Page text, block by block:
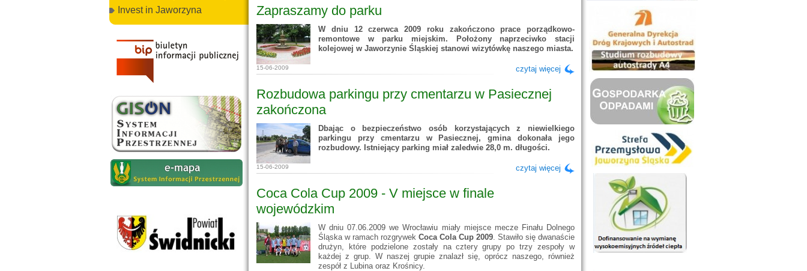
Invest in Jaworzyna
Zapraszamy do parku
W dniu 12 czerwca 2009 roku zakończono prace porządkowo-
remontowe w parku miejskim. Położony naprzeciwko stacji
kolejowej w Jaworzynie Śląskiej stanowi wizytówkę naszego miasta.
15-06-2009 czytaj więcej
Rozbudowa parkingu przy cmentarzu w Pasiecznej
zakończona
Dbając o bezpieczeństwo osób korzystających z niewielkiego
parkingu przy cmentarzu w Pasiecznej, gmina dokonała jego
rozbudowy. Istniejący parking miał zaledwie 28,0 m. długości.
15-06-2009 czytaj więcej
Coca Cola Cup 2009 - V miejsce w finale
wojewódzkim
W dniu 07.06.2009 we Wrocławiu miały miejsce mecze Finału Dolnego
Śląska w ramach rozgrywek Coca Cola Cup 2009 . Stawiło się dwanaście
drużyn, które podzielone zostały na cztery grupy po trzy zespoły w
każdej z grup. W naszej grupie znalazł się, oprócz naszego, również
zespół z Lubina oraz Krośnicy.